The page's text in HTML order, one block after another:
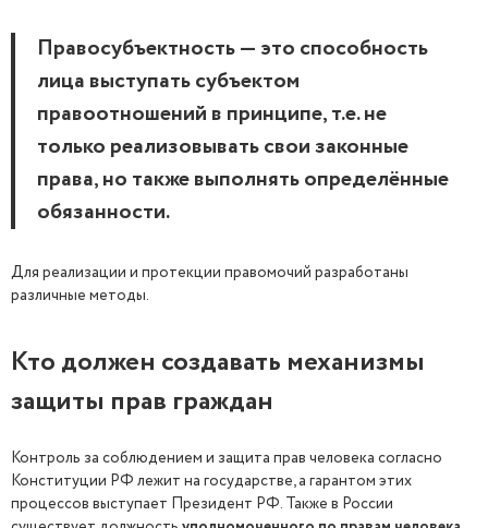
Правосубъектность — это способность
лица выступать субъектом
правоотношений в принципе, т.е. не
только реализовывать свои законные
права, но также выполнять определённые
обязанности.
Для реализации и протекции правомочий разработаны
различные методы.
Кто должен создавать механизмы
защиты прав граждан
Контроль за соблюдением и защита прав человека согласно
Конституции РФ лежит на государстве, а гарантом этих
процессов выступает Президент РФ. Также в России